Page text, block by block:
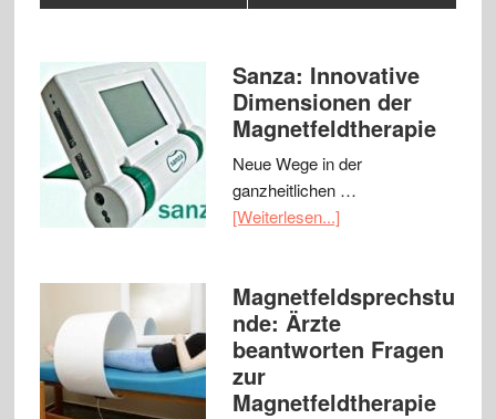
Sanza: Innovative
Dimensionen der
Magnetfeldtherapie
Neue Wege in der
ganzheitlichen …
[Weiterlesen...]
Magnetfeldsprechstu
nde: Ärzte
beantworten Fragen
zur
Magnetfeldtherapie